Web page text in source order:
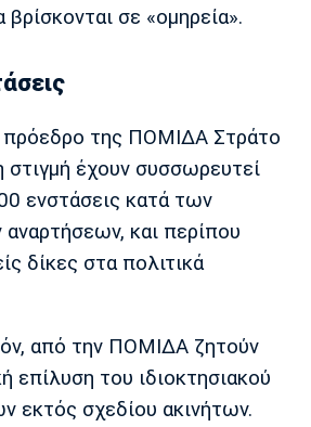
σε «ομηρεία».
της ΠΟΜΙΔΑ Στράτο
στιγμή έχουν συσσωρευτεί
ενστάσεις κατά των
και περίπου
δίκες στα πολιτικά
από την ΠΟΜΙΔΑ ζητούν
επίλυση του ιδιοκτησιακού
εκτός σχεδίου ακινήτων.